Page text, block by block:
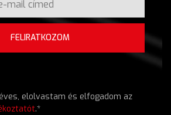
FELIRATKOZOM
elolvastam és elfogadom az
.*